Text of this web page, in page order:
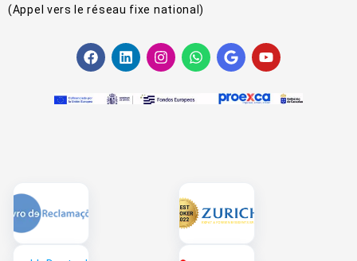
(Appel vers le réseau fixe national)
F
a
b
L
i
e
I
n
a
W
h
G
o
g
l
Y
o
t
u